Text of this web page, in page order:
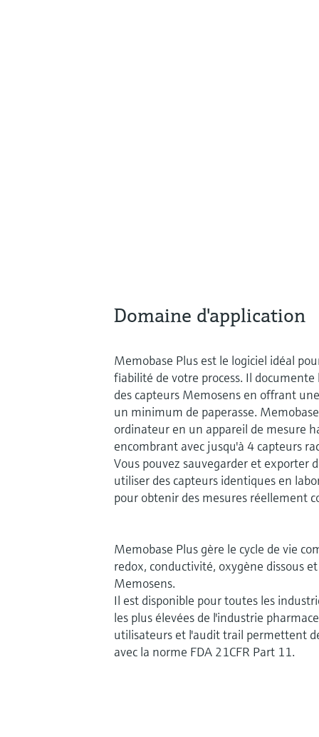
Domaine d'application
Memobase Plus est le logiciel idéal
fiabilité de votre process. Il documente
des capteurs Memosens en offrant
un minimum de paperasse.
ordinateur en un appareil de mesure
encombrant avec jusqu'à 4 capteurs
Vous pouvez sauvegarder et exporter
utiliser des capteurs identiques en
pour obtenir des mesures réellement
Memobase Plus gère le cycle de vie
redox, conductivité, oxygène dissous
Memosens.
Il est disponible pour toutes les
les plus élevées de l'industrie
utilisateurs et l'audit trail permettent
avec la norme FDA 21CFR Part 11.